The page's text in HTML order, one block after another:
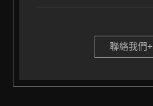
聯絡我們+